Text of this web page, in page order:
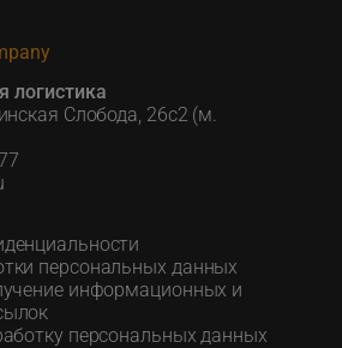
логистика
Слобода, 26с2 (м.
персональных данных
информационных и
персональных данных